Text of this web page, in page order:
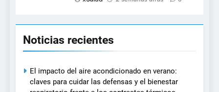
Noticias recientes
El impacto del aire acondicionado en verano:
claves para cuidar las defensas y el bienestar